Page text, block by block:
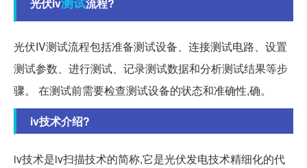
光伏iv 流程?
光伏IV测试流程包括准备测试设备、连接测试电路、设置
测试参数、进行测试、记录测试数据和分析测试结果等步
骤。 在测试前需要检查测试设备的状态和准确性,确。
iv技术介绍?
iv技术是iv扫描技术的简称,它是光伏发电技术精细化的代